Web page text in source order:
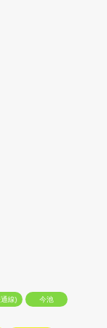
線) 今池